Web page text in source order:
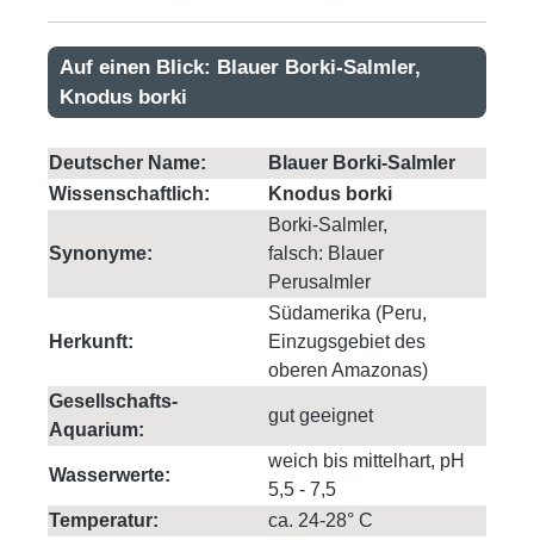
Auf einen Blick: Blauer Borki-Salmler,
Knodus borki
Deutscher Name:
Blauer Borki-Salmler
Wissenschaftlich:
Knodus borki
Synonyme:
Borki-Salmler,
falsch: Blauer
Perusalmler
Herkunft:
Südamerika (Peru,
Einzugsgebiet des
oberen Amazonas)
Gesellschafts-
Aquarium:
gut geeignet
Wasserwerte:
weich bis mittelhart, pH
5,5 - 7,5
Temperatur:
ca. 24-28° C